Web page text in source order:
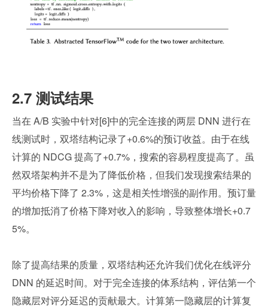
2.7 测试结果
当在 A/B 实验中针对[6]中的完全连接的两层 DNN 进行在
线测试时，双塔结构记录了+0.6%的预订收益。由于在线
计算的 NDCG 提高了+0.7%，搜索的容易程度提高了。虽
然双塔架构并不是为了降低价格，但我们发现搜索结果的
平均价格下降了 2.3%，这是相关性增强的副作用。预订量
的增加抵消了价格下降对收入的影响，导致整体增长+0.7
5%。
除了提高结果的质量，双塔结构还允许我们优化在线评分
DNN 的延迟时间。对于完全连接的体系结构，评估第一个
隐藏层对评分延迟的贡献最大。计算第一隐藏层的计算复